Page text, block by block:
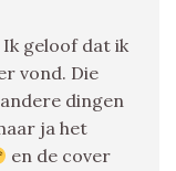
Ik geloof dat ik
vond. Die
dingen
ja het
en de cover